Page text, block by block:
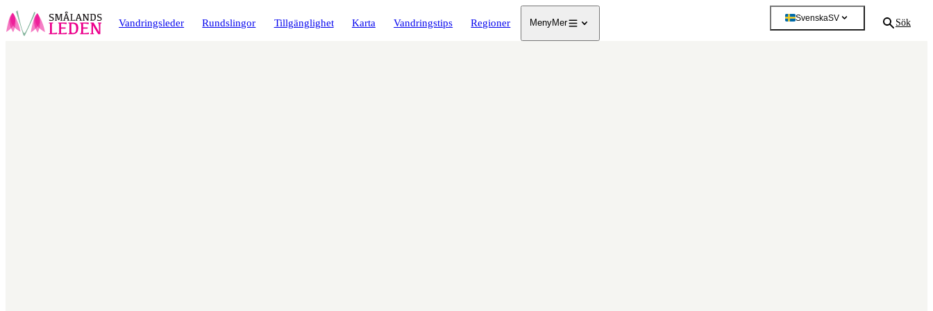
Vandringsleder Rundslingor Tillgänglighet Karta Vandringstips Regioner MenyMer
SvenskaSV Sök